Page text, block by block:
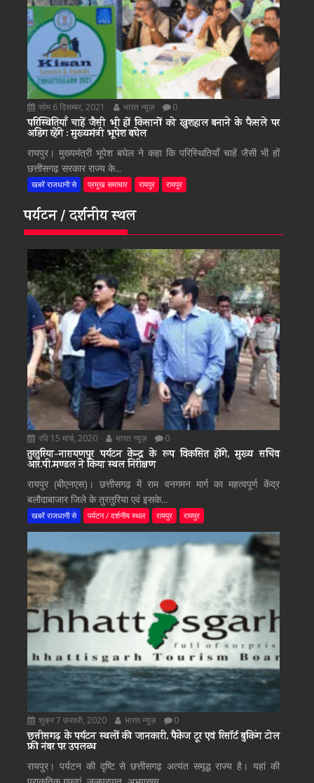
सोम 6 दिसम्बर, 2021 भारत न्यूज़ 0
परिस्थितियाँ चाहें जैसी भी हों किसानों को खुशहाल बनाने के फैसले पर
अडिग रहेंगे : मुख्यमंत्री भूपेश बघेल
रायपुर। मुख्यमंत्री भूपेश बघेल ने कहा कि परिस्थितियाँ चाहें जैसी भी हों
छत्तीसगढ़ सरकार राज्य के...
खबरें राजधानी से प्रमुख समाचार रायपुर रायपुर
पर्यटन / दर्शनीय स्थल
रवि 15 मार्च, 2020 भारत न्यूज़ 0
तुरतुरिया-नारायणपुर पर्यटन केन्द्र के रूप विकसित होंगे, मुख्य सचिव
आर.पी.मण्डल ने किया स्थल निरीक्षण
रायपुर (बीएनएस)। छत्तीसगढ़ में राम वनगमन मार्ग का महत्वपूर्ण केंद्र
बलौदाबाजार जिले के तुरतुरिया एवं इसके...
खबरें राजधानी से पर्यटन / दर्शनीय स्थल रायपुर रायपुर
शुक्र 7 फ़रवरी, 2020 भारत न्यूज़ 0
छत्तीसगढ़ के पर्यटन स्थलों की जानकारी, पैकेज टूर एवं रिसॉर्ट बुकिंग टोल
फ्री नंबर पर उपलब्ध
रायपुर। पर्यटन की दृष्टि से छत्तीसगढ़ अत्यंत समृद्ध राज्य है। यहां की